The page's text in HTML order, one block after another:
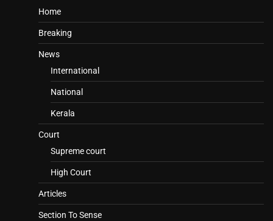
Home
Breaking
News
International
National
Kerala
Court
Supreme court
High Court
Articles
Section To Sense